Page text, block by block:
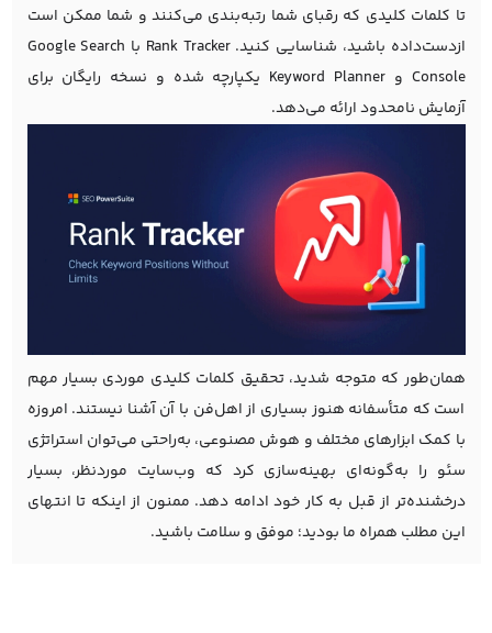
تا کلمات کلیدی که رقبای شما رتبه‌بندی می‌کنند و شما ممکن است
ازدست‌داده باشید، شناسایی کنید. Rank Tracker با Google Search
Console و Keyword Planner یکپارچه شده و نسخه رایگان برای
آزمایش نامحدود ارائه می‌دهد.
همان‌طور که متوجه شدید، تحقیق کلمات کلیدی موردی بسیار مهم
است که متأسفانه هنوز بسیاری از اهل‌فن با آن آشنا نیستند. امروزه
با کمک ابزارهای مختلف و هوش مصنوعی، به‌راحتی می‌توان استراتژی
سئو را به‌گونه‌ای بهینه‌سازی کرد که وب‌سایت موردنظر، بسیار
درخشنده‌تر از قبل به کار خود ادامه دهد. ممنون از اینکه تا انتهای
این مطلب همراه ما بودید؛ موفق و سلامت باشید.